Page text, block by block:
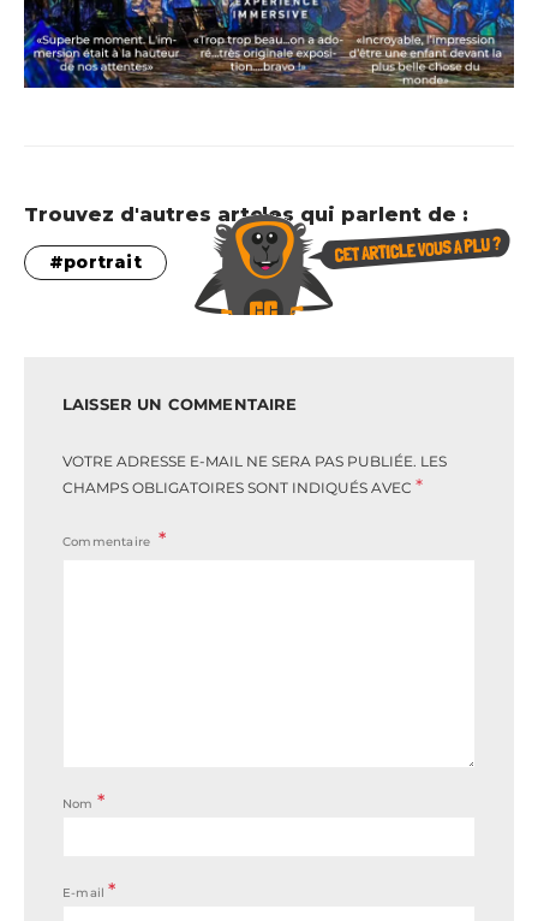
Trouvez d'autres artcles qui parlent de :
portrait
LAISSER UN COMMENTAIRE
VOTRE ADRESSE E-MAIL NE SERA PAS PUBLIÉE. LES
CHAMPS OBLIGATOIRES SONT INDIQUÉS AVEC *
Commentaire
Nom *
E-mail*